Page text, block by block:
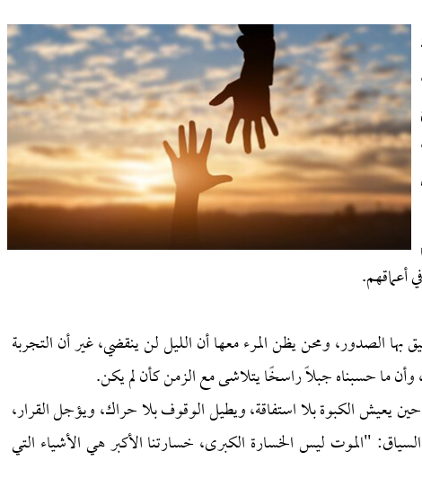
أعماقهم.
الصدور، ومحن يظن المرء معها أن الليل لن ينقضي، غير أن التجربة
وأن ما حسبناه جبلًا راسخًا يتلاشى مع الزمن كأن لم يكن.
حين يعيش الكبوة بلا استفاقة، ويطيل الوقوف بلا حراك، ويؤجل القرار،
"الموت ليس الخسارة الكبرى، خسارتنا الأكبر هي الأشياء التي